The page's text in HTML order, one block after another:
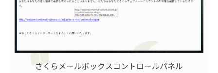
さくらメールボックスコントロールパネル